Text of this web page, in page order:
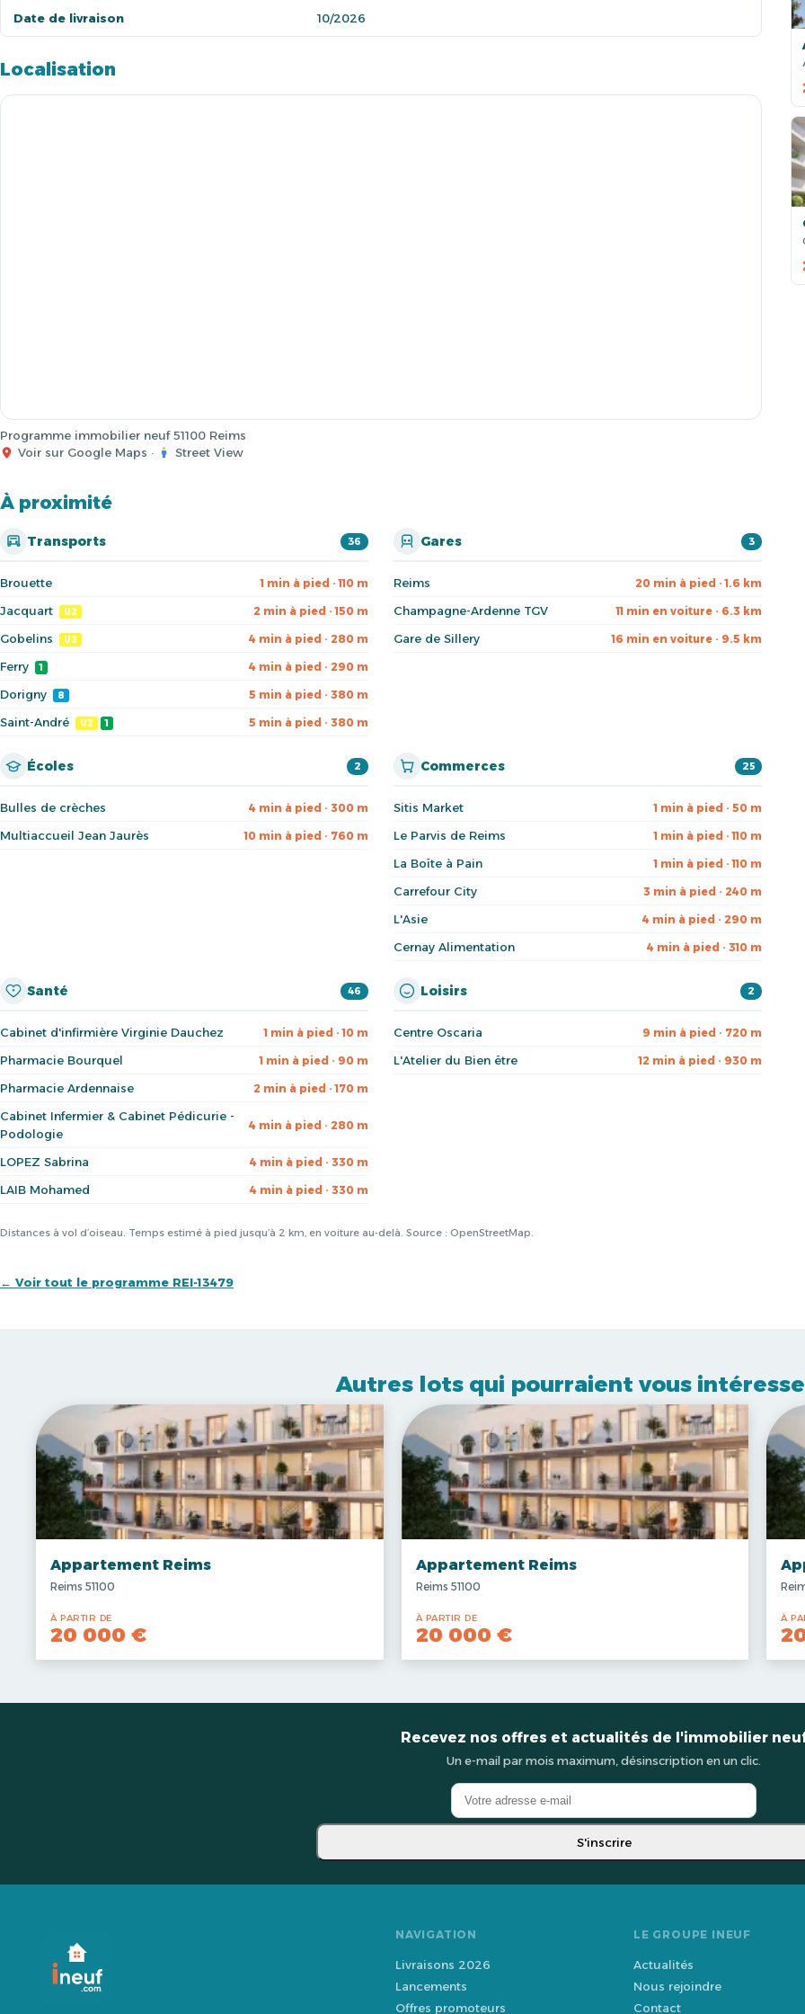
Date de livraison 10/2026
Localisation
Programme immobilier neuf 51100 Reims
Voir sur Google Maps · Street View
À proximité
Transports 36
Brouette 1 min à pied · 110 m
Jacquart U2 2 min à pied · 150 m
Gobelins U2 4 min à pied · 280 m
Ferry 1 4 min à pied · 290 m
Dorigny 8 5 min à pied · 380 m
Saint-André U2 1 5 min à pied · 380 m
Gares 3
Reims 20 min à pied · 1.6 km
Champagne-Ardenne TGV 11 min en voiture · 6.3 km
Gare de Sillery 16 min en voiture · 9.5 km
Écoles 2
Bulles de crèches 4 min à pied · 300 m
Multiaccueil Jean Jaurès 10 min à pied · 760 m
Commerces 25
Sitis Market 1 min à pied · 50 m
Le Parvis de Reims 1 min à pied · 110 m
La Boîte à Pain 1 min à pied · 110 m
Carrefour City 3 min à pied · 240 m
L'Asie 4 min à pied · 290 m
Cernay Alimentation 4 min à pied · 310 m
Santé 46
Cabinet d'infirmière Virginie Dauchez 1 min à pied · 10 m
Pharmacie Bourquel 1 min à pied · 90 m
Pharmacie Ardennaise 2 min à pied · 170 m
Cabinet Infermier & Cabinet Pédicurie -
Podologie
4 min à pied · 280 m
LOPEZ Sabrina 4 min à pied · 330 m
LAIB Mohamed 4 min à pied · 330 m
Loisirs 2
Centre Oscaria 9 min à pied · 720 m
L'Atelier du Bien être 12 min à pied · 930 m
Distances à vol d’oiseau. Temps estimé à pied jusqu’à 2 km, en voiture au-delà. Source : OpenStreetMap.
← Voir tout le programme REI-13479
Autres lots qui pourraient vous
Appartement Reims
Reims 51100
À PARTIR DE
20 000 €
Appartement Reims
Reims 51100
À PARTIR DE
20 000 €
À
Recevez nos offres et actualités de l'immobilier
Un e-mail par mois maximum, désinscription en un clic.
S'inscrire
NAVIGATION
Livraisons 2026
Lancements
Offres promoteurs
LE GROUPE INEUF
Actualités
Nous rejoindre
Contact